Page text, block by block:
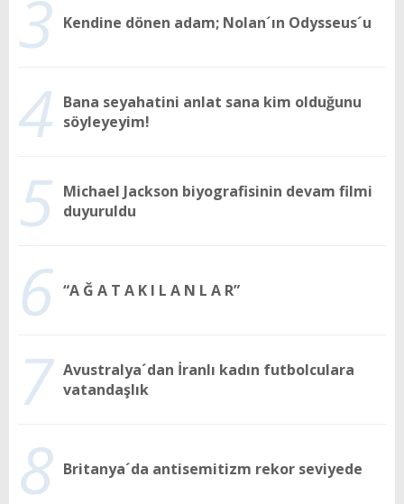
3 Kendine dönen adam; Nolan´ın Odysseus´u
4 Bana seyahatini anlat sana kim olduğunu
söyleyeyim!
5 Michael Jackson biyografisinin devam filmi
duyuruldu
6 “A Ğ A T A K I L A N L A R”
7 Avustralya´dan İranlı kadın futbolculara
vatandaşlık
8 Britanya´da antisemitizm rekor seviyede